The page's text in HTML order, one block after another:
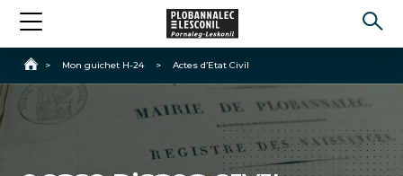
Accueil
> Mon guichet H-24 > Actes d’Etat Civil